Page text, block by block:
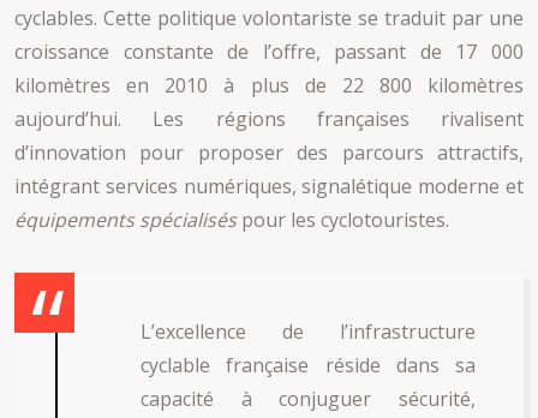
cyclables. Cette politique volontariste se traduit par une
croissance constante de l’offre, passant de 17 000
kilomètres en 2010 à plus de 22 800 kilomètres
aujourd’hui. Les régions françaises rivalisent
d’innovation pour proposer des parcours attractifs,
intégrant services numériques, signalétique moderne et
équipements spécialiséspour les cyclotouristes.
L’excellence de l’infrastructure
cyclable française réside dans sa
capacité à conjuguer sécurité,